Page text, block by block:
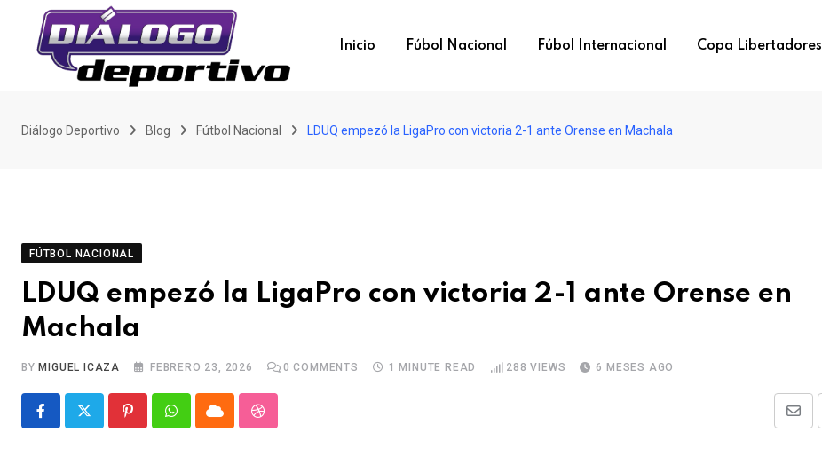
content
Inicio Fúbol Nacional Fúbol Internacional Copa Libertadores
Diálogo Deportivo Blog Fútbol Nacional LDUQ empezó la LigaPro con victoria 2-1 ante Orense en Machala
FÚTBOL NACIONAL
LDUQ empezó la LigaPro con victoria 2-1 ante Orense en
Machala
BY MIGUEL ICAZA FEBRERO 23, 2026 0 COMMENTS 1 MINUTE READ 288 VIEWS 6 MESES AGO
PinterestWhatsappCloud StumbleUpon
Share